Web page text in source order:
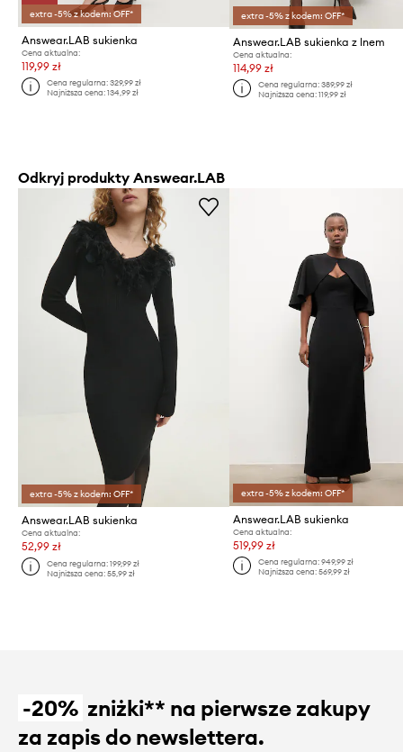
extra -5% z kodem: OFF*
Answear.LAB sukienka
Cena aktualna:
119,99 zł
Cena regularna:329,99 zł
Najniższa cena:134,99 zł
extra -5% z kodem: OFF*
Answear.LAB sukienka z lnem
Cena aktualna:
114,99 zł
Cena regularna: 389,99 zł
Najniższa cena: 119,99 zł
Odkryj produkty Answear.LAB
extra -5% z kodem: OFF*
Answear.LAB sukienka
Cena aktualna:
52,99 zł
Cena regularna:199,99 zł
Najniższa cena:55,99 zł
extra -5% z kodem: OFF*
Answear.LAB sukienka
Cena aktualna:
519,99 zł
Cena regularna: 949,99 zł
Najniższa cena: 569,99 zł
-20% zniżki** na pierwsze zakupy
za zapis do newslettera.